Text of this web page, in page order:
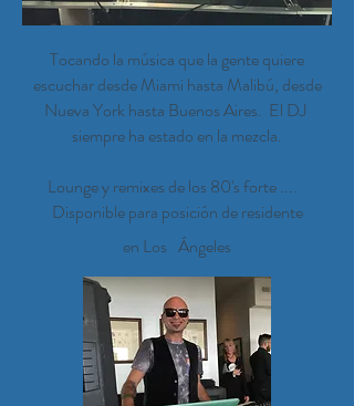
Tocando la música que la gente quiere
escuchar desde Miami hasta Malibú, desde
Nueva York hasta Buenos Aires. El DJ
siempre ha estado en la mezcla.
Lounge y remixes de los 80's forte ....
Disponible para posición de residente
en Los Ángeles